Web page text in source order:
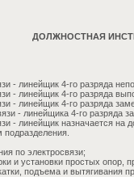
ДОЛЖНОСТНАЯ
- линейщик 4-го разряда
- линейщик 4-го разряда
- линейщик 4-го разряда
- линейщика 4-го разряда
- линейщик назначается на
подразделения.
по электросвязи;
и установки простых опор,
подъема и вытягивания